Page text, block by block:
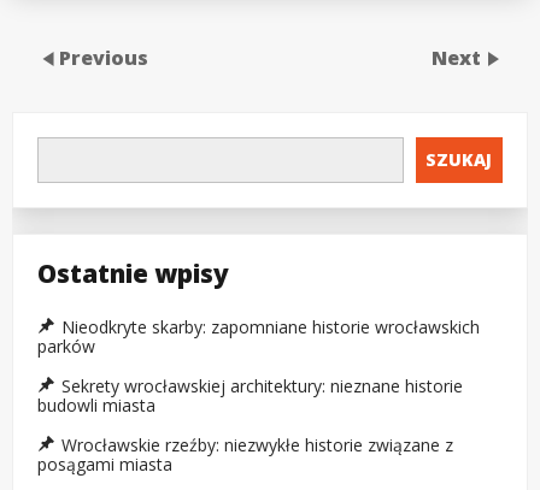
Previous Next
SZUKAJ
Ostatnie wpisy
Nieodkryte skarby: zapomniane historie wrocławskich
parków
Sekrety wrocławskiej architektury: nieznane historie
budowli miasta
Wrocławskie rzeźby: niezwykłe historie związane z
posągami miasta